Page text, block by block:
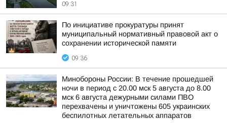
09:31
По инициативе прокуратуры принят
муниципальный нормативный правовой акт о
сохранении исторической памяти
09:36
Минобороны России: В течение прошедшей
ночи в период с 20.00 мск 5 августа до 8.00
мск 6 августа дежурными силами ПВО
перехвачены и уничтожены 605 украинских
беспилотных летательных аппаратов